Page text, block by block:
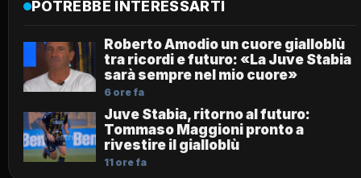
POTREBBE INTERESSARTI
Roberto Amodio un cuore gialloblù
tra ricordi e futuro: «La Juve Stabia
sarà sempre nel mio cuore»
6 ore fa
Juve Stabia, ritorno al futuro:
Tommaso Maggioni pronto a
rivestire il gialloblù
11 ore fa